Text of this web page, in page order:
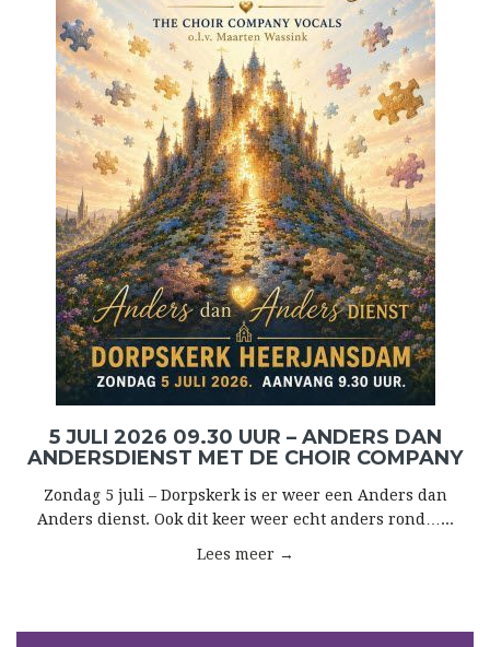
5 JULI 2026 09.30 UUR – ANDERS DAN
ANDERSDIENST MET DE CHOIR COMPANY
Zondag 5 juli – Dorpskerk is er weer een Anders dan
Anders dienst. Ook dit keer weer echt anders rond…...
Lees meer →